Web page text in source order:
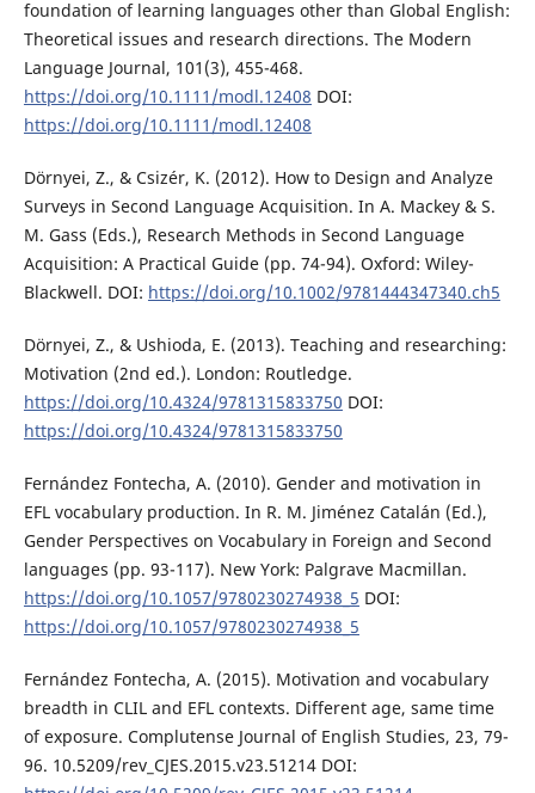
foundation of learning languages other than Global English:
Theoretical issues and research directions. The Modern
Language Journal, 101(3), 455-468.
https://doi.org/10.1111/modl.12408 DOI:
https://doi.org/10.1111/modl.12408
Dörnyei, Z., & Csizér, K. (2012). How to Design and Analyze
Surveys in Second Language Acquisition. In A. Mackey & S.
M. Gass (Eds.), Research Methods in Second Language
Acquisition: A Practical Guide (pp. 74-94). Oxford: Wiley-
Blackwell. DOI: https://doi.org/10.1002/9781444347340.ch5
Dörnyei, Z., & Ushioda, E. (2013). Teaching and researching:
Motivation (2nd ed.). London: Routledge.
https://doi.org/10.4324/9781315833750 DOI:
https://doi.org/10.4324/9781315833750
Fernández Fontecha, A. (2010). Gender and motivation in
EFL vocabulary production. In R. M. Jiménez Catalán (Ed.),
Gender Perspectives on Vocabulary in Foreign and Second
languages (pp. 93-117). New York: Palgrave Macmillan.
https://doi.org/10.1057/9780230274938_5 DOI:
https://doi.org/10.1057/9780230274938_5
Fernández Fontecha, A. (2015). Motivation and vocabulary
breadth in CLIL and EFL contexts. Different age, same time
of exposure. Complutense Journal of English Studies, 23, 79-
96. 10.5209/rev_CJES.2015.v23.51214 DOI: